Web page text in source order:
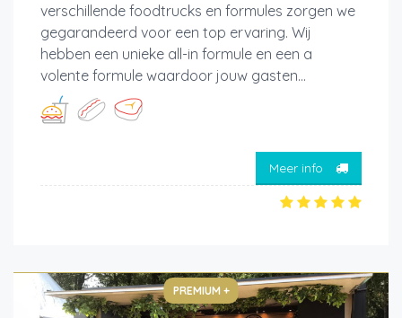
verschillende foodtrucks en formules zorgen we
gegarandeerd voor een top ervaring. Wij
hebben een unieke all-in formule en een a
volente formule waardoor jouw gasten...
Meer info
PREMIUM +